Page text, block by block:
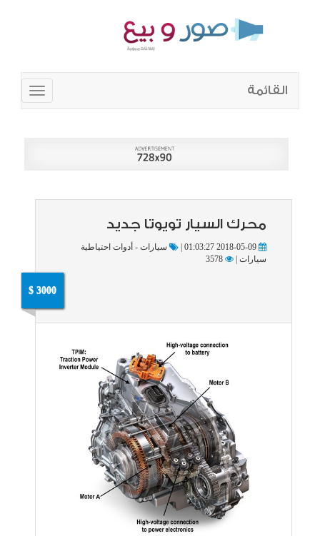
Toggle
navigation
القائمة
محرك السيار تويوتا جديد
سيارات - أدوات احتياطية
سيارات |
3578